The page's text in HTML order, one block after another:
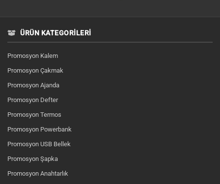
ÜRÜN KATEGORILERI
Promosyon Kalem
Promosyon Çakmak
Promosyon Ajanda
Promosyon Defter
Promosyon Termos
Promosyon Powerbank
Promosyon USB Bellek
Promosyon Şapka
Promosyon Anahtarlık